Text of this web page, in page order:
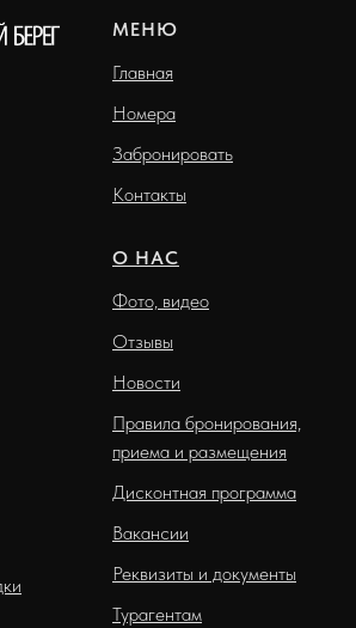
МЕНЮ
Главная
Номера
Забронировать
Контакты
О НАС
Фото, видео
Отзывы
Новости
Правила бронирования,
приема и размещения
Дисконтная программа
Вакансии
Реквизиты и документы
Турагентам